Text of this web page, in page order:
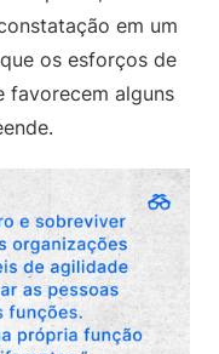
em um
os esforços de
favorecem alguns